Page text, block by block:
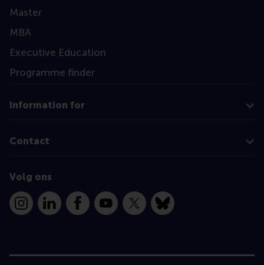
Master
MBA
Executive Education
Programme finder
Information for
Contact
Volg ons
InstagramLinkedInFacebookYouTube
X Bluesky